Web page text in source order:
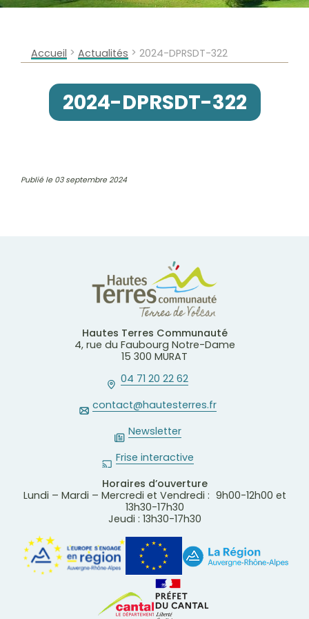
Accueil > Actualités > 2024-DPRSDT-322
2024-DPRSDT-322
Publié le 03 septembre 2024
Hautes Terres Communauté
4, rue du Faubourg Notre-Dame
15 300 MURAT
04 71 20 22 62
contact@hautesterres.fr
Newsletter
Frise interactive
Horaires d’ouverture
Lundi – Mardi – Mercredi et Vendredi : 9h00-12h00 et
13h30-17h30
Jeudi : 13h30-17h30